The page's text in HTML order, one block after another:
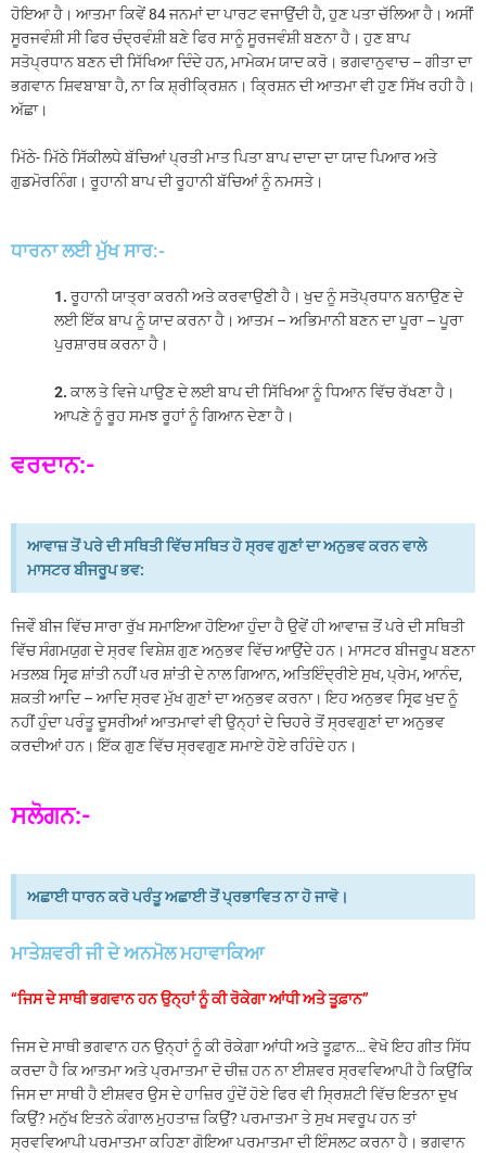
ਹੋਇਆ ਹੈ। ਆਤਮਾ ਕਿਵੇਂ 84 ਜਨਮਾਂ ਦਾ ਪਾਰਟ ਵਜਾਉਂਦੀ ਹੈ, ਹੁਣ ਪਤਾ ਚੱਲਿਆ ਹੈ। ਅਸੀਂ
ਸੂਰਜਵੰਸ਼ੀ ਸੀ ਫਿਰ ਚੰਦ੍ਰਵੰਸ਼ੀ ਬਣੇ ਫਿਰ ਸਾਨੂੰ ਸੂਰਜਵੰਸ਼ੀ ਬਣਨਾ ਹੈ। ਹੁਣ ਬਾਪ
ਸਤੋਪ੍ਰਧਾਨ ਬਣਨ ਦੀ ਸਿੱਖਿਆ ਦਿੰਦੇ ਹਨ, ਮਾਮੇਕਮ ਯਾਦ ਕਰੋ। ਭਗਵਾਨੁਵਾਚ – ਗੀਤਾ ਦਾ
ਭਗਵਾਨ ਸ਼ਿਵਬਾਬਾ ਹੈ, ਨਾ ਕਿ ਸ਼੍ਰੀਕ੍ਰਿਸ਼ਨ। ਕ੍ਰਿਸ਼ਨ ਦੀ ਆਤਮਾ ਵੀ ਹੁਣ ਸਿੱਖ ਰਹੀ ਹੈ।
ਅੱਛਾ।
ਮਿੱਠੇ- ਮਿੱਠੇ ਸਿੱਕੀਲਧੇ ਬੱਚਿਆਂ ਪ੍ਰਤੀ ਮਾਤ ਪਿਤਾ ਬਾਪ ਦਾਦਾ ਦਾ ਯਾਦ ਪਿਆਰ ਅਤੇ
ਗੁਡਮੋਰਨਿੰਗ। ਰੂਹਾਨੀ ਬਾਪ ਦੀ ਰੂਹਾਨੀ ਬੱਚਿਆਂ ਨੂੰ ਨਮਸਤੇ।
ਧਾਰਨਾ ਲਈ ਮੁੱਖ ਸਾਰ:-
1. ਰੂਹਾਨੀ ਯਾਤ੍ਰਾ ਕਰਨੀ ਅਤੇ ਕਰਵਾਉਣੀ ਹੈ। ਖੁਦ ਨੂੰ ਸਤੋਪ੍ਰਧਾਨ ਬਨਾਉਣ ਦੇ
ਲਈ ਇੱਕ ਬਾਪ ਨੂੰ ਯਾਦ ਕਰਨਾ ਹੈ। ਆਤਮ – ਅਭਿਮਾਨੀ ਬਣਨ ਦਾ ਪੂਰਾ – ਪੂਰਾ
ਪੁਰਸ਼ਾਰਥ ਕਰਨਾ ਹੈ।
2. ਕਾਲ ਤੇ ਵਿਜੇ ਪਾਉਣ ਦੇ ਲਈ ਬਾਪ ਦੀ ਸਿੱਖਿਆ ਨੂੰ ਧਿਆਨ ਵਿੱਚ ਰੱਖਣਾ ਹੈ।
ਆਪਣੇ ਨੂੰ ਰੂਹ ਸਮਝ ਰੂਹਾਂ ਨੂੰ ਗਿਆਨ ਦੇਣਾ ਹੈ।
ਵਰਦਾਨ:-
ਆਵਾਜ਼ ਤੋਂ ਪਰੇ ਦੀ ਸਥਿਤੀ ਵਿੱਚ ਸਥਿਤ ਹੋ ਸ੍ਰਵ ਗੁਣਾਂ ਦਾ ਅਨੁਭਵ ਕਰਨ ਵਾਲੇ
ਮਾਸਟਰ ਬੀਜਰੂਪ ਭਵ:
ਜਿਵੇੰ ਬੀਜ ਵਿੱਚ ਸਾਰਾ ਰੁੱਖ ਸਮਾਇਆ ਹੋਇਆ ਹੁੰਦਾ ਹੈ ਉਵੇਂ ਹੀ ਆਵਾਜ਼ ਤੋਂ ਪਰੇ ਦੀ ਸਥਿਤੀ
ਵਿੱਚ ਸੰਗਮਯੁਗ ਦੇ ਸ੍ਰਵ ਵਿਸ਼ੇਸ਼ ਗੁਣ ਅਨੁਭਵ ਵਿੱਚ ਆਉਂਦੇ ਹਨ। ਮਾਸਟਰ ਬੀਜਰੂਪ ਬਣਨਾ
ਮਤਲਬ ਸਿਰ੍ਫ ਸ਼ਾਂਤੀ ਨਹੀਂ ਪਰ ਸ਼ਾਂਤੀ ਦੇ ਨਾਲ ਗਿਆਨ, ਅਤਿਇੰਦ੍ਰੀਏ ਸੁਖ, ਪ੍ਰੇਮ, ਆਨੰਦ,
ਸ਼ਕਤੀ ਆਦਿ – ਆਦਿ ਸ੍ਰਵ ਮੁੱਖ ਗੁਣਾਂ ਦਾ ਅਨੁਭਵ ਕਰਨਾ। ਇਹ ਅਨੁਭਵ ਸਿਰ੍ਫ ਖੁਦ ਨੂੰ
ਨਹੀਂ ਹੁੰਦਾ ਪਰੰਤੂ ਦੂਸਰੀਆਂ ਆਤਮਾਵਾਂ ਵੀ ਉਨ੍ਹਾਂ ਦੇ ਚਿਹਰੇ ਤੋਂ ਸ੍ਰਵਗੁਣਾਂ ਦਾ ਅਨੁਭਵ
ਕਰਦੀਆਂ ਹਨ। ਇੱਕ ਗੁਣ ਵਿੱਚ ਸ੍ਰਵਗੁਣ ਸਮਾਏ ਹੋਏ ਰਹਿੰਦੇ ਹਨ।
ਸਲੋਗਨ:-
ਅਛਾਈ ਧਾਰਨ ਕਰੋ ਪਰੰਤੂ ਅਛਾਈ ਤੋਂ ਪ੍ਰਭਾਵਿਤ ਨਾ ਹੋ ਜਾਵੋ।
ਮਾਤੇਸ਼ਵਰੀ ਜੀ ਦੇ ਅਨਮੋਲ ਮਹਾਵਾਕਿਆ
“ਜਿਸ ਦੇ ਸਾਥੀ ਭਗਵਾਨ ਹਨ ਉਨ੍ਹਾਂ ਨੂੰ ਕੀ ਰੋਕੇਗਾ ਆਂਧੀ ਅਤੇ ਤੂਫ਼ਾਨ”
ਜਿਸ ਦੇ ਸਾਥੀ ਭਗਵਾਨ ਹਨ ਉਨ੍ਹਾਂ ਨੂੰ ਕੀ ਰੋਕੇਗਾ ਆਂਧੀ ਅਤੇ ਤੂਫ਼ਾਨ… ਵੇਖੋ ਇਹ ਗੀਤ ਸਿੱਧ
ਕਰਦਾ ਹੈ ਕਿ ਆਤਮਾ ਅਤੇ ਪ੍ਰਮਾਤਮਾ ਦੋ ਚੀਜ਼ ਹਨ ਨਾ ਈਸ਼ਵਰ ਸ੍ਰਵਵਿਆਪੀ ਹੈ ਕਿਉਂਕਿ
ਜਿਸ ਦਾ ਸਾਥੀ ਹੈ ਈਸ਼ਵਰ ਉਸ ਦੇ ਹਾਜ਼ਿਰ ਹੁੰਦੇਂ ਹੋਏ ਫਿਰ ਵੀ ਸ੍ਰਿਸ਼ਟੀ ਵਿੱਚ ਇਤਨਾ ਦੁਖ
ਕਿਉਂ? ਮਨੁੱਖ ਇਤਨੇ ਕੰਗਾਲ ਮੁਹਤਾਜ਼ ਕਿਉਂ? ਪਰਮਾਤਮਾ ਤੇ ਸੁਖ ਸਵਰੂਪ ਹਨ ਤਾਂ
ਸ੍ਰਵਵਿਆਪੀ ਪਰਮਾਤਮਾ ਕਹਿਣਾ ਗੋਇਆ ਪਰਮਾਤਮਾ ਦੀ ਇੰਸਲਟ ਕਰਨਾ ਹੈ। ਭਗਵਾਨ